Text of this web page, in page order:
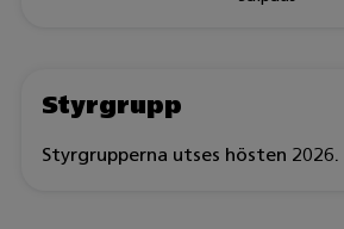
Styrgrupp
Styrgrupperna utses hösten 2026.